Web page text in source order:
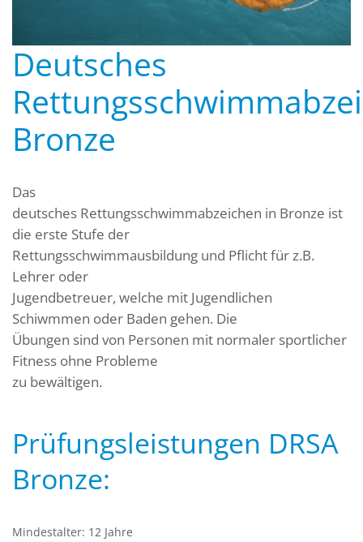
Deutsches
Bronze
Das
deutsches Rettungsschwimmabzeichen in Bronze ist
die erste Stufe der
Rettungsschwimmausbildung und Pflicht für z.B.
Lehrer oder
Jugendbetreuer, welche mit Jugendlichen
Schiwmmen oder Baden gehen. Die
Übungen sind von Personen mit normaler sportlicher
Fitness ohne Probleme
zu bewältigen.
Prüfungsleistungen DRSA
Bronze:
Mindestalter: 12 Jahre